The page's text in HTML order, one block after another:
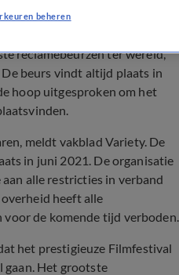
reclamebeurzen ter wereld,
beurs vindt altijd plaats in
hoop uitgesproken om het
meldt vakblad Variety. De
in juni 2021. De organisatie
alle restricties in verband
heeft alle
de komende tijd verboden.
het prestigieuze Filmfestival
gaan. Het grootste
beheren